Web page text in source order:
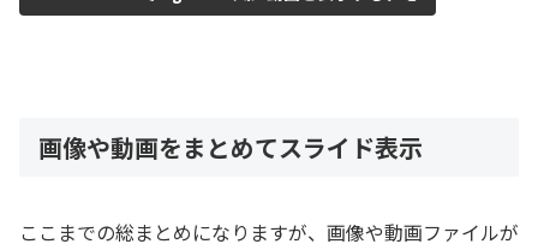
画像や動画をまとめてスライド表示
ここまでの総まとめになりますが、画像や動画ファイルが